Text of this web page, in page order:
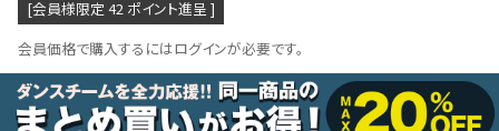
浴衣
[会員様限定 42 ポイント進呈 ]
会員価格で購入するにはログインが必要です。